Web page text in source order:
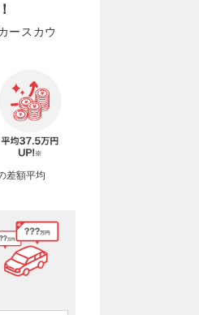
ースカウ
差額平均